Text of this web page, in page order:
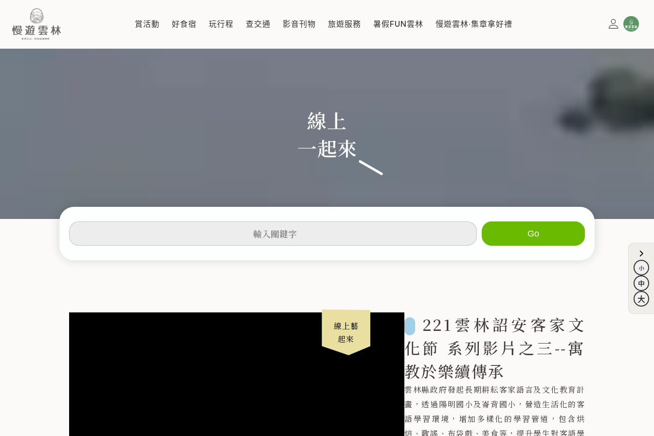
線上藝起來
慢遊雲林，享受生活 就是這麼簡單
賞活動 好食宿 玩行程 查交通 影音刊物 旅遊服務 暑假FUN雲林 慢遊雲林·集章拿好禮
線上
一起來
輸
入
線上藝
起來
221雲林詔安客家文
化節 系列影片之三--寓
教於樂續傳承
雲林縣政府發起長期耕耘客家語言及文化教育計
畫，透過陽明國小及崙背國小，營造生活化的客
語學習環境，增加多樣化的學習管道，包含烘
焙、歌謠、布袋戲、美食等，提升學生對客語學